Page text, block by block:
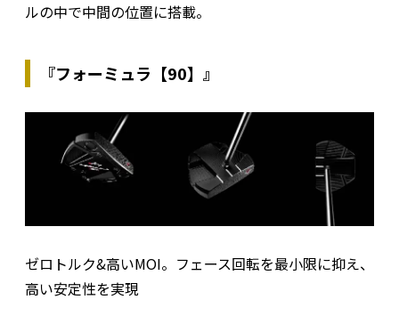
ルの中で中間の位置に搭載。
『フォーミュラ【90】』
ゼロトルク&高いMOI。フェース回転を最小限に抑え、
高い安定性を実現